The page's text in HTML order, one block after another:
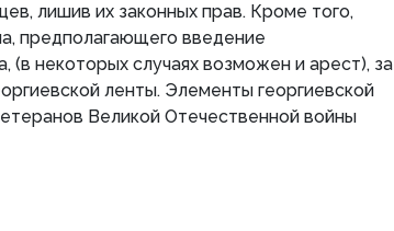
лишив их законных прав. Кроме того,
предполагающего введение
(в некоторых случаях возможен и арест), за
ленты. Элементы георгиевской
Великой Отечественной войны